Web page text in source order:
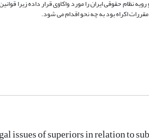
اکراه بود به چه نحو اقدام می شود.
issues of superiors in relation to